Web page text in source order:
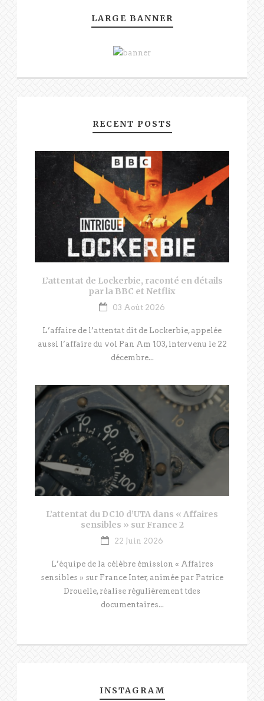
LARGE BANNER
RECENT POSTS
L’attentat de Lockerbie, raconté en détails
par la BBC et Netflix
03 Août 2026
L’affaire de l’attentat dit de Lockerbie, appelée
aussi l’affaire du vol Pan Am 103, intervenu le 22
décembre...
L’attentat du DC10 d’UTA dans « Affaires
sensibles » sur France 2
22 Juin 2026
L’équipe de la célèbre émission « Affaires
sensibles » sur France Inter, animée par Patrice
Drouelle, réalise régulièrement tdes
documentaires...
INSTAGRAM